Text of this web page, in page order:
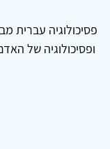
פסיכולוגיה עברית
ופסיכולוגיה של